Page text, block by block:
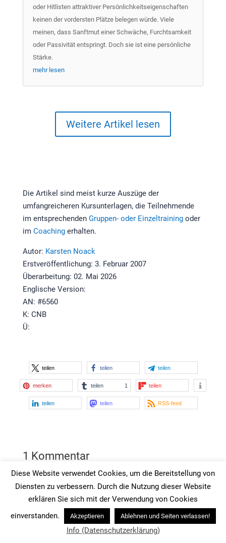
oder Hitlisten attraktiver Persönlichkeitseigenschaften
keinen der vordersten Plätze belegen würde. Viele
meinen, dass Sanftmut einer Schwäche, Furchtsamkeit
oder Passivität entspringt. Doch sie ist eine persönliche
Stärke.
mehr lesen
Weitere Artikel lesen
Die Artikel sind meist kurze Auszüge der
umfangreicheren Kursunterlagen, die Teilnehmende
im entsprechenden Gruppen- oder Einzeltrainingoder
im Coachingerhalten.
Autor: Karsten Noack
Erstveröffentlichung: 3. Februar 2007
Überarbeitung: 02. Mai 2026
Englische Version:
AN: #6560
K: CNB
Ü:
teilen teilen teilen
merken teilen 1 teilen
teilen teilen RSS-feed
1 Kommentar
Miriam am 3. Juli 2019 um 13:11
Echte Geduld ist eine Stärke!
Antworten
Diese Website verwendet Cookies, um die Bereitstellung von
Diensten zu verbessern. Durch die Nutzung dieser Website
erklären Sie sich mit der Verwendung von Cookies
einverstanden.
Akzeptieren Ablehnen und Seiten verlassen!
Info (Datenschutzerklärung)